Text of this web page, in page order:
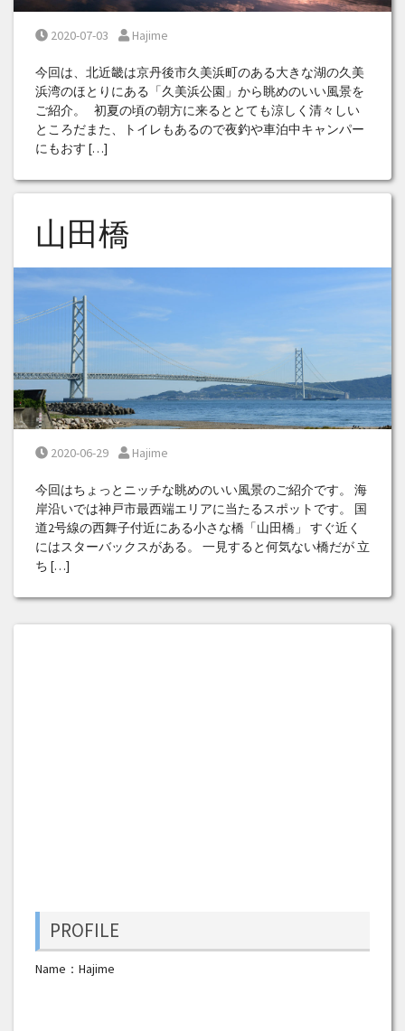
Posted on
2020-07-03 Posted by
Hajime
今回は、北近畿は京丹後市久美浜町のある大きな湖の久美
浜湾のほとりにある「久美浜公園」から眺めのいい風景を
ご紹介。 初夏の頃の朝方に来るととても涼しく清々しい
ところだまた、トイレもあるので夜釣や車泊中キャンパー
にもおす […]
山田橋
Posted on
2020-06-29 Posted by
Hajime
今回はちょっとニッチな眺めのいい風景のご紹介です。 海
岸沿いでは神戸市最西端エリアに当たるスポットです。 国
道2号線の西舞子付近にある小さな橋「山田橋」 すぐ近く
にはスターバックスがある。 一見すると何気ない橋だが 立
ち […]
PROFILE
Name：Hajime